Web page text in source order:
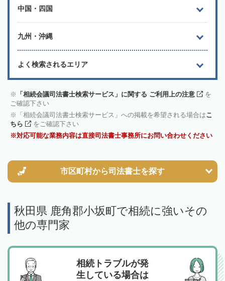
中国・四国
九州・沖縄
よく検索されるエリア
「相続会議司法書士検索サービス」に関する ご利用上の注意
を
ご確認下さい
「相続会議司法書士検索サービス」への掲載を希望される場合はこ
ちら
をご確認下さい
対応可能な業務内容は直接司法書士事務所にお問い合わせください
市区町村から司法書士を探す
秋田県 鹿角郡小坂町で相続に強いその
他の専門家
相続トラブルが発
生している場合は